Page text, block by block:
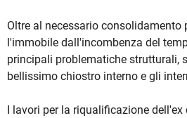
Oltre al necessario consolidamento
l'immobile dall'incombenza del
principali problematiche strutturali,
bellissimo chiostro interno e gli
I lavori per la riqualificazione dell'ex